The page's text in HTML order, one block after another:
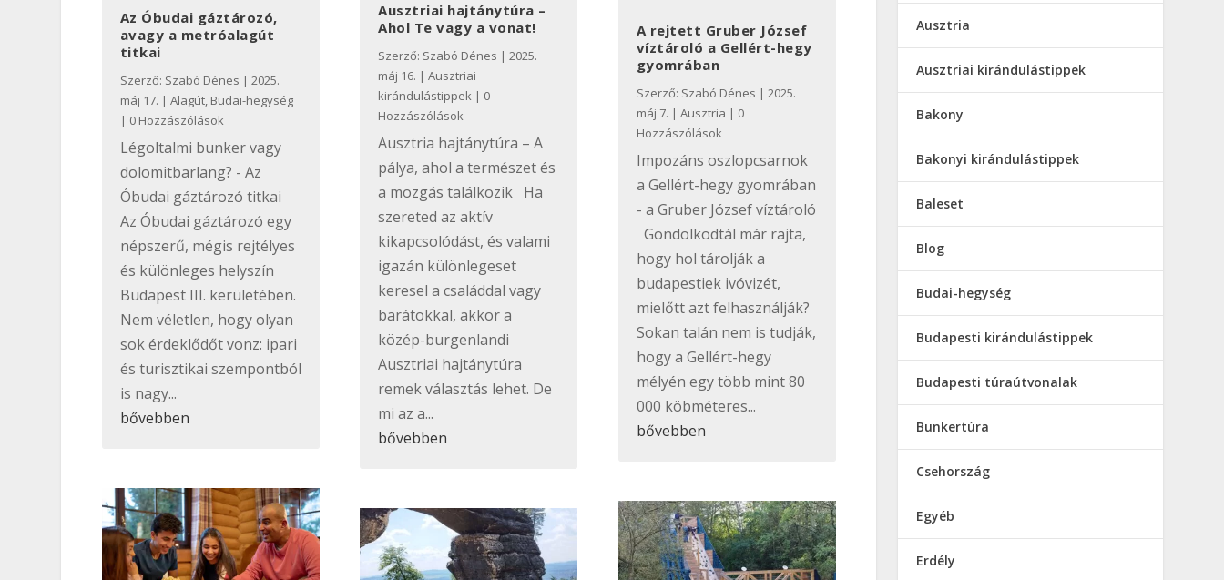
Az Óbudai gáztározó,
avagy a metróalagút
titkai
Szerző: Szabó Dénes | 2025.
máj 17. | Alagút, Budai-hegység
| 0 Hozzászólások
Légoltalmi bunker vagy
dolomitbarlang? - Az
Óbudai gáztározó titkai
Az Óbudai gáztározó egy
népszerű, mégis rejtélyes
és különleges helyszín
Budapest III. kerületében.
Nem véletlen, hogy olyan
sok érdeklődőt vonz: ipari
és turisztikai szempontból
is nagy...
bővebben
Ausztriai hajtánytúra –
Ahol Te vagy a vonat!
Szerző: Szabó Dénes |2025.
máj 16. |Ausztriai
kirándulástippek | 0
Hozzászólások
Ausztria hajtánytúra – A
pálya, ahol a természet és
a mozgás találkozik Ha
szereted az aktív
kikapcsolódást, és valami
igazán különlegeset
keresel a családdal vagy
barátokkal, akkor a
közép-burgenlandi
Ausztriai hajtánytúra
remek választás lehet. De
mi az a...
bővebben
A rejtett Gruber József
víztároló a Gellért-hegy
gyomrában
Szerző: Szabó Dénes | 2025.
máj 7. | Ausztria | 0
Hozzászólások
Impozáns oszlopcsarnok
a Gellért-hegy gyomrában
- a Gruber József víztároló
Gondolkodtál már rajta,
hogy hol tárolják a
budapestiek ivóvizét,
mielőtt azt felhasználják?
Sokan talán nem is tudják,
hogy a Gellért-hegy
mélyén egy több mint 80
000 köbméteres...
bővebben
Ausztria
Ausztriai kirándulástippek
Bakony
Bakonyi kirándulástippek
Baleset
Blog
Budai-hegység
Budapesti kirándulástippek
Budapesti túraútvonalak
Bunkertúra
Csehország
Egyéb
Erdély